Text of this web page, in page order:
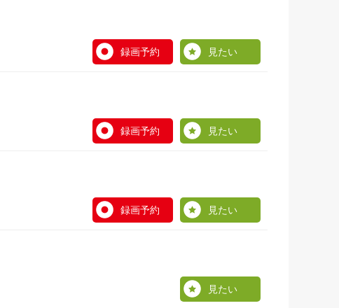
録画予約 見たい
録画予約 見たい
録画予約 見たい
見たい